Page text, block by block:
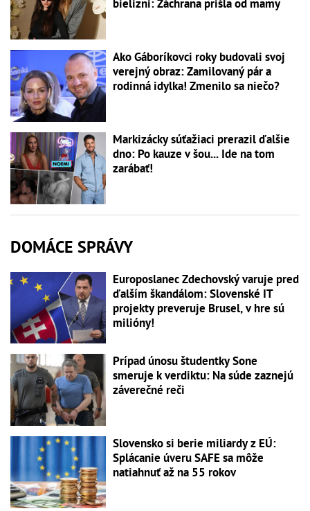
bielizni: Záchrana prišla od mamy
Ako Gáboríkovci roky budovali svoj
verejný obraz: Zamilovaný pár a
rodinná idylka! Zmenilo sa niečo?
Markizácky súťažiaci prerazil ďalšie
dno: Po kauze v šou... Ide na tom
zarábať!
DOMÁCE SPRÁVY
Europoslanec Zdechovský varuje pred
ďalším škandálom: Slovenské IT
projekty preveruje Brusel, v hre sú
milióny!
Prípad únosu študentky Sone
smeruje k verdiktu: Na súde zaznejú
záverečné reči
Slovensko si berie miliardy z EÚ:
Splácanie úveru SAFE sa môže
natiahnuť až na 55 rokov